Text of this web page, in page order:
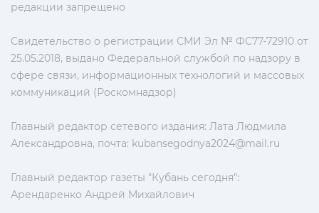
редакции запрещено
Свидетельство о регистрации СМИ Эл № ФС77-72910 от
25.05.2018, выдано Федеральной службой по надзору в
сфере связи, информационных технологий и массовых
коммуникаций (Роскомнадзор)
Главный редактор сетевого издания: Лата Людмила
Александровна, почта: kubansegodnya2024@mail.ru
Главный редактор газеты "Кубань сегодня":
Арендаренко Андрей Михайлович